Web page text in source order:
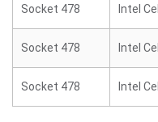
Socket 478 Intel
Socket 478 Intel
Socket 478 Intel